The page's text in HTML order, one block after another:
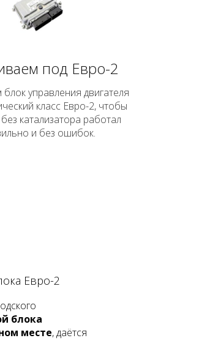
под Евро-2
управления двигателя
класс Евро-2, чтобы
катализатора работал
и без ошибок.
Евро-2
блока
месте, даётся